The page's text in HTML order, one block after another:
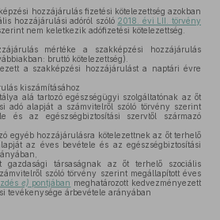
hozzájárulás fizetési kötelezettség azokban
hozzájárulási adóról szóló 2018. évi LII. törvény
nem keletkezik adófizetési kötelezettség.
mértéke a szakképzési hozzájárulás
bruttó kötelezettség).
a szakképzési hozzájárulást a naptári évre
kiszámításához
alá tartozó egészségügyi szolgáltatónak az őt
adó alapját a számvitelről szóló törvény szerint
és az egészségbiztosítási szervtől származó
egyéb hozzájárulásra kötelezettnek az őt terhelő
az éves bevétele és az egészségbiztosítási
gazdasági társaságnak az őt terhelő szociális
szóló törvény szerint megállapított éves
e) pontjában meghatározott kedvezményezett
tevékenysége árbevétele arányában